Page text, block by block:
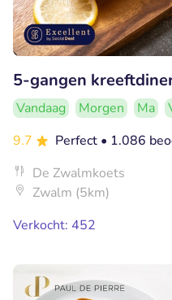
5-gangen
Vandaag Morgen Ma
9.7
Perfect • 1.086
De Zwalmkoets
Zwalm (5km)
Verkocht: 452